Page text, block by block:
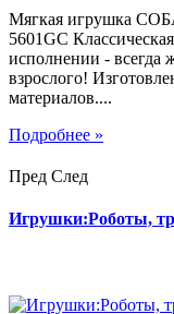
Мягкая игрушка
5601GC
исполнении - всегда
взрослого!
материалов....
Подробнее »
Пред След
Игрушки:Роботы,